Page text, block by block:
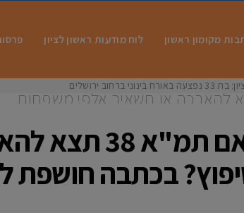
מקומון ראשון לוח מודעות ראשון לציון
ברחוב ירושלים
הבא זה נגמר: האם תמ"א 38 תצא להארכה או תשאיר אלפי משפחות
וסגנית ראש העיר ליאל אבן זהר את
​בשבוע הבא זה
בכתבה חושפת